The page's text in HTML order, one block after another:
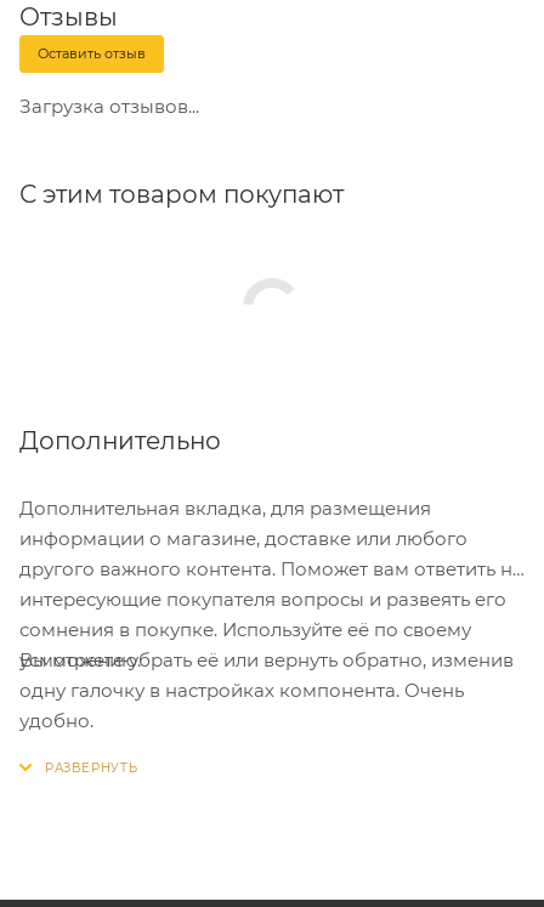
Отзывы
Оставить отзыв
Загрузка отзывов...
С этим товаром покупают
Дополнительно
Дополнительная вкладка, для размещения
информации о магазине, доставке или любого
другого важного контента. Поможет вам ответить на
интересующие покупателя вопросы и развеять его
сомнения в покупке. Используйте её по своему
усмотрению.
Вы можете убрать её или вернуть обратно, изменив
одну галочку в настройках компонента. Очень
удобно.